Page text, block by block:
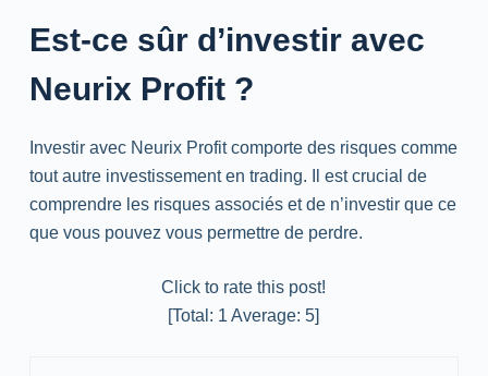
Est-ce sûr d’investir avec
Neurix Profit ?
Investir avec Neurix Profit comporte des risques comme
tout autre investissement en trading. Il est crucial de
comprendre les risques associés et de n’investir que ce
que vous pouvez vous permettre de perdre.
Click to rate this post!
[Total: 1 Average:5]